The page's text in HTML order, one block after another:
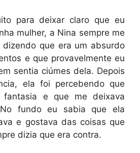
para deixar claro que eu
mulher, a Nina sempre me
dizendo que era um absurdo
e que provavelmente eu
sentia ciúmes dela. Depois
ela foi percebendo que
fantasia e que me deixava
fundo eu sabia que ela
e gostava das coisas que
dizia que era contra.